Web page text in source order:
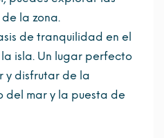
la zona.
de tranquilidad en el
isla. Un lugar perfecto
y disfrutar de la
del mar y la puesta de